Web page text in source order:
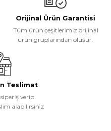
olmalı.
Orijinal Ürün Garantisi
Tüm ürün çeşitlerimiz orijinal
ürün gruplarından oluşur.
Teslimat
verip
alabilirsiniz